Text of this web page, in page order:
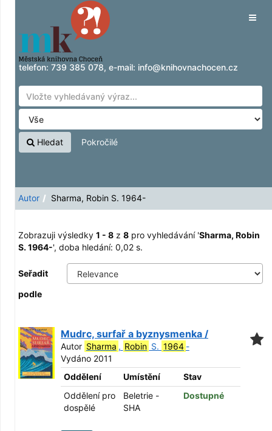
Zobrazuji výsledky1 - 8z
Přeskočit na obsah
telefon: 739 385 078, e-mail: info@knihovnachocen.cz
Hledat Pokročilé
Autor Sharma, Robin S. 1964-
Zobrazuji výsledky 1 - 8 z 8 pro vyhledávání 'Sharma, Robin
S. 1964-', doba hledání: 0,02 s.
Seřadit
podle
Mudrc, surfař a byznysmenka /
Autor Sharma , Robin S. 1964 -
Vydáno 2011
Oddělení
Umístění
Stav
Oddělení pro
dospělé
Beletrie -
SHA
Dostupné